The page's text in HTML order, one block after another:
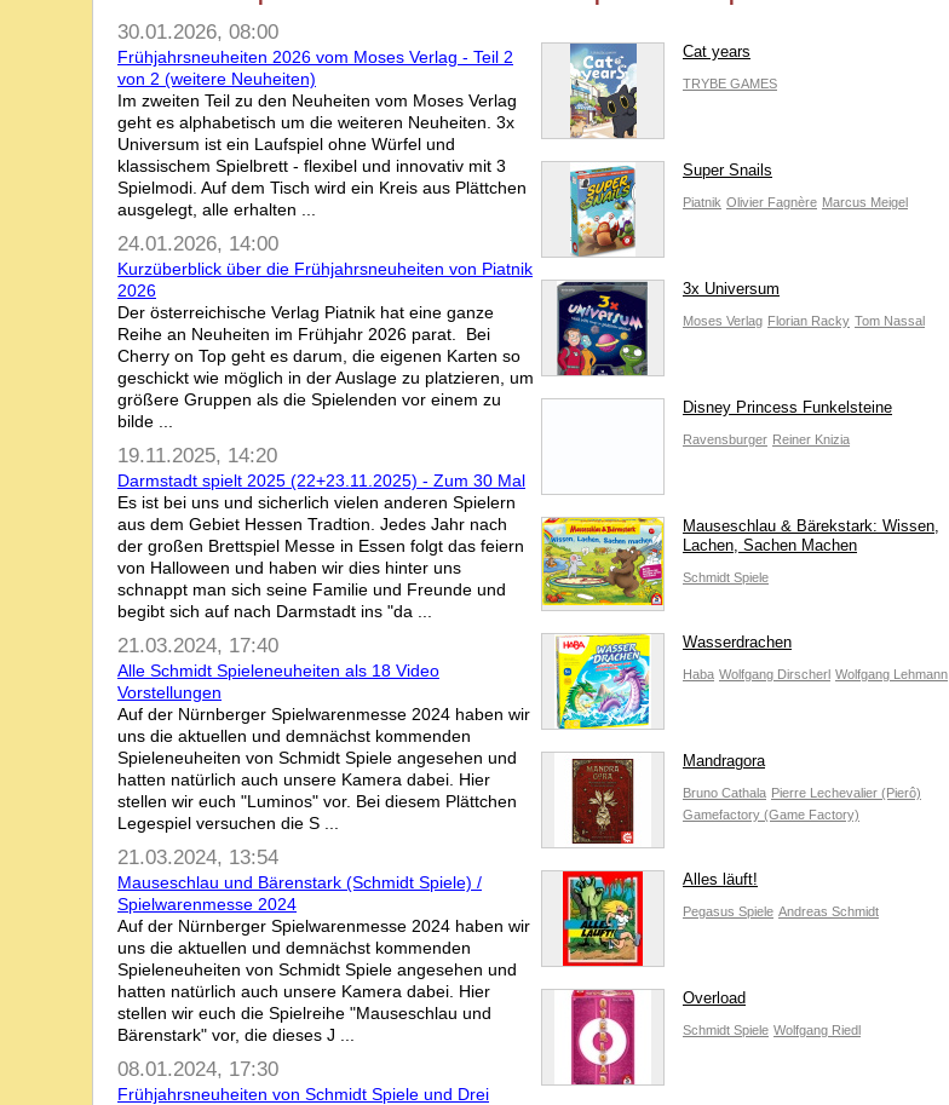
30.01.2026, 08:00
Frühjahrsneuheiten 2026 vom Moses Verlag - Teil 2
von 2 (weitere Neuheiten)
Im zweiten Teil zu den Neuheiten vom Moses Verlag
geht es alphabetisch um die weiteren Neuheiten. 3x
Universum ist ein Laufspiel ohne Würfel und
klassischem Spielbrett - flexibel und innovativ mit 3
Spielmodi. Auf dem Tisch wird ein Kreis aus Plättchen
ausgelegt, alle erhalten ...
24.01.2026, 14:00
Kurzüberblick über die Frühjahrsneuheiten von Piatnik
2026
Der österreichische Verlag Piatnik hat eine ganze
Reihe an Neuheiten im Frühjahr 2026 parat. Bei
Cherry on Top geht es darum, die eigenen Karten so
geschickt wie möglich in der Auslage zu platzieren, um
größere Gruppen als die Spielenden vor einem zu
bilde ...
19.11.2025, 14:20
Darmstadt spielt 2025 (22+23.11.2025) - Zum 30 Mal
Es ist bei uns und sicherlich vielen anderen Spielern
aus dem Gebiet Hessen Tradtion. Jedes Jahr nach
der großen Brettspiel Messe in Essen folgt das feiern
von Halloween und haben wir dies hinter uns
schnappt man sich seine Familie und Freunde und
begibt sich auf nach Darmstadt ins "da ...
21.03.2024, 17:40
Alle Schmidt Spieleneuheiten als 18 Video
Vorstellungen
Auf der Nürnberger Spielwarenmesse 2024 haben wir
uns die aktuellen und demnächst kommenden
Spieleneuheiten von Schmidt Spiele angesehen und
hatten natürlich auch unsere Kamera dabei. Hier
stellen wir euch "Luminos" vor. Bei diesem Plättchen
Legespiel versuchen die S ...
21.03.2024, 13:54
Mauseschlau und Bärenstark (Schmidt Spiele) /
Spielwarenmesse 2024
Auf der Nürnberger Spielwarenmesse 2024 haben wir
uns die aktuellen und demnächst kommenden
Spieleneuheiten von Schmidt Spiele angesehen und
hatten natürlich auch unsere Kamera dabei. Hier
stellen wir euch die Spielreihe "Mauseschlau und
Bärenstark" vor, die dieses J ...
08.01.2024, 17:30
Frühjahrsneuheiten von Schmidt Spiele und Drei
Cat years
TRYBE GAMES
Super Snails
Piatnik Olivier Fagnère Marcus Meigel
3x Universum
Moses Verlag Florian Racky Tom Nassal
Disney Princess Funkelsteine
Ravensburger Reiner Knizia
Mauseschlau & Bärekstark: Wissen,
Lachen, Sachen Machen
Schmidt Spiele
Wasserdrachen
Haba Wolfgang Dirscherl Wolfgang Lehmann
Mandragora
Bruno Cathala Pierre Lechevalier (Pierô)
Gamefactory (Game Factory)
Alles läuft!
Pegasus Spiele Andreas Schmidt
Overload
Schmidt Spiele Wolfgang Riedl